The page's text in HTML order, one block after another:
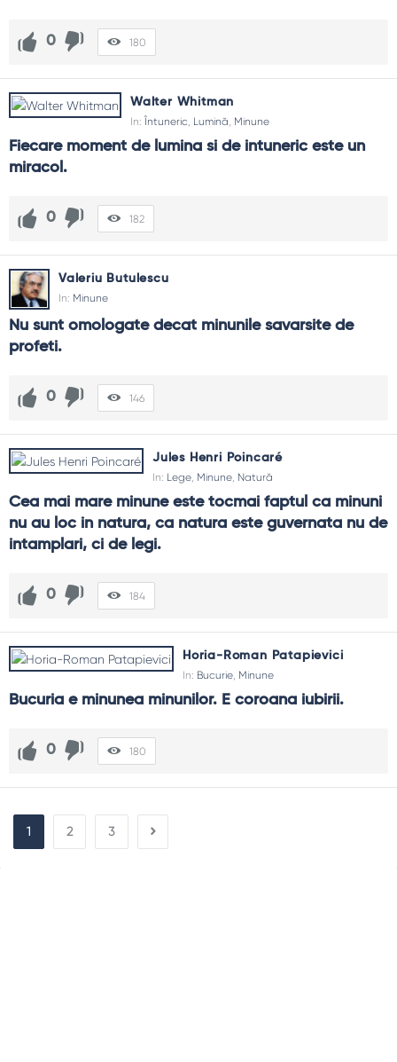
0 180
Walter Whitman
In: Întuneric, Lumină, Minune
Fiecare moment de lumina si de intuneric este un
miracol.
0 182
Valeriu Butulescu
In: Minune
Nu sunt omologate decat minunile savarsite de
profeti.
0 146
Jules Henri Poincaré
In: Lege, Minune, Natură
Cea mai mare minune este tocmai faptul ca minuni
nu au loc in natura, ca natura este guvernata nu de
intamplari, ci de legi.
0 184
Horia-Roman Patapievici
In: Bucurie, Minune
Bucuria e minunea minunilor. E coroana iubirii.
0 180
1 2 3